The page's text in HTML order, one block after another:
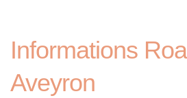
Informations
Aveyron